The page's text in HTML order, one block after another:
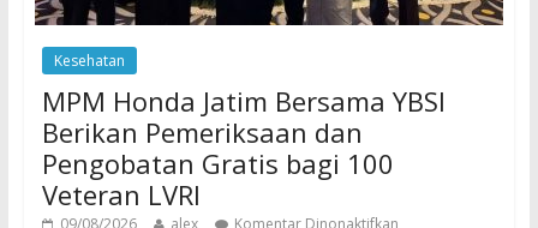
Kesehatan
MPM Honda Jatim Bersama YBSI
Berikan Pemeriksaan dan
Pengobatan Gratis bagi 100
Veteran LVRI
09/08/2026 alex Komentar Dinonaktifkan